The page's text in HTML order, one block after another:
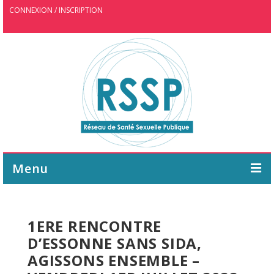
CONNEXION / INSCRIPTION
Menu
AGENDA
WEBINAIRE
1ERE RENCONTRE
D’ESSONNE SANS SIDA,
AGISSONS ENSEMBLE –